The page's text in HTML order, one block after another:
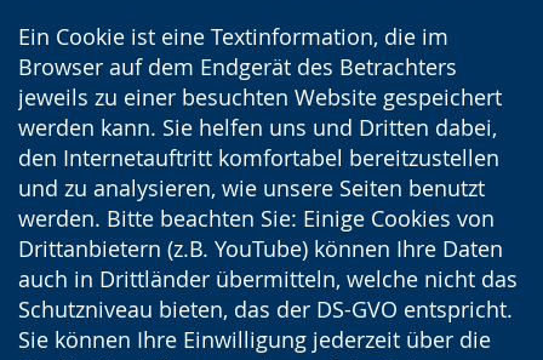
Ein Cookie ist eine Textinformation, die im
Browser auf dem Endgerät des Betrachters
jeweils zu einer besuchten Website gespeichert
werden kann. Sie helfen uns und Dritten dabei,
den Internetauftritt komfortabel bereitzustellen
und zu analysieren, wie unsere Seiten benutzt
werden. Bitte beachten Sie: Einige Cookies von
Drittanbietern (z.B. YouTube) können Ihre Daten
auch in Drittländer übermitteln, welche nicht das
Schutzniveau bieten, das der DS-GVO entspricht.
Sie können Ihre Einwilligung jederzeit über die